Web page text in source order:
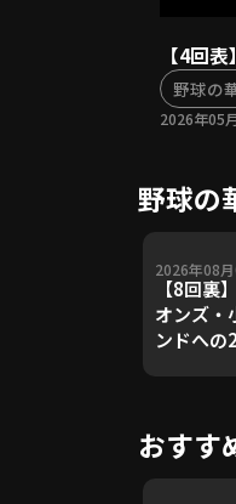
【4回
野球の
2026年05
野球の
2026年08
【8回裏
オンズ・
ンドへの
おすす